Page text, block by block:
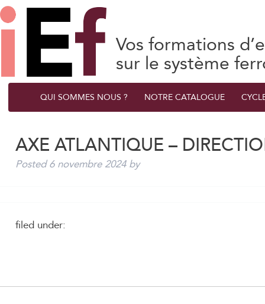
Vos formations
sur le système
QUI SOMMES NOUS ? NOTRE CATALOGUE
AXE ATLANTIQUE –
Posted6 novembre 2024 by
filed under: